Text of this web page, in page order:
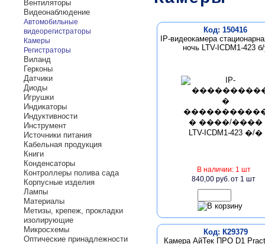
Вентиляторы
Видеонаблюдение
Автомобильные
видеорегистраторы
Камеры
Регистраторы
Виланд
Герконы
Датчики
Диоды
Игрушки
Индикаторы
Индуктивности
Инструмент
Источники питания
Кабельная продукция
Книги
Конденсаторы
Контроллеры полива сада
Корпусные изделия
Лампы
Материалы
Метизы, крепеж, прокладки
изолирующие
Микросхемы
Оптические принадлежности
Код: 150416
IP-видеокамера
ночь LTV-ICDM1-423
В наличии: 1 шт
840,00 руб.от 1 шт
Код: К29379
Камера АйТек ПРО D1